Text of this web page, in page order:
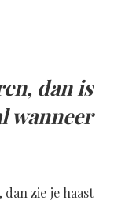
dan is
wanneer
zie je haast